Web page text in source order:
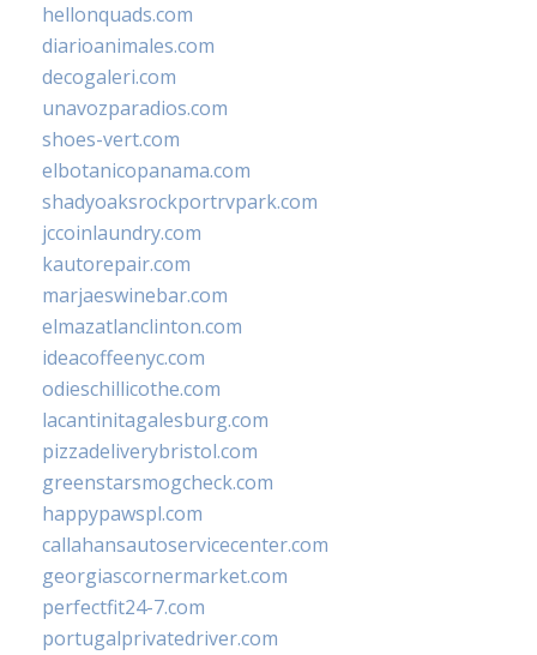
hellonquads.com
diarioanimales.com
decogaleri.com
unavozparadios.com
shoes-vert.com
elbotanicopanama.com
shadyoaksrockportrvpark.com
jccoinlaundry.com
kautorepair.com
marjaeswinebar.com
elmazatlanclinton.com
ideacoffeenyc.com
odieschillicothe.com
lacantinitagalesburg.com
pizzadeliverybristol.com
greenstarsmogcheck.com
happypawspl.com
callahansautoservicecenter.com
georgiascornermarket.com
perfectfit24-7.com
portugalprivatedriver.com